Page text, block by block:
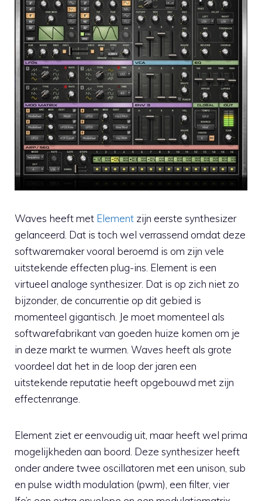
Waves heeft met Element zijn eerste synthesizer
gelanceerd. Dat is toch wel verrassend omdat deze
softwaremaker vooral beroemd is om zijn vele
uitstekende effecten plug-ins. Element is een
virtueel analoge synthesizer. Dat is op zich niet zo
bijzonder, de concurrentie op dit gebied is
momenteel gigantisch. Je moet momenteel als
softwarefabrikant van goeden huize komen om je
in deze markt te wurmen. Waves heeft als grote
voordeel dat het in de loop der jaren een
uitstekende reputatie heeft opgebouwd met zijn
effectenrange.
Element ziet er eenvoudig uit, maar heeft wel prima
mogelijkheden aan boord. Deze synthesizer heeft
onder andere twee oscillatoren met een unison, sub
en pulse width modulation (pwm), een filter, vier